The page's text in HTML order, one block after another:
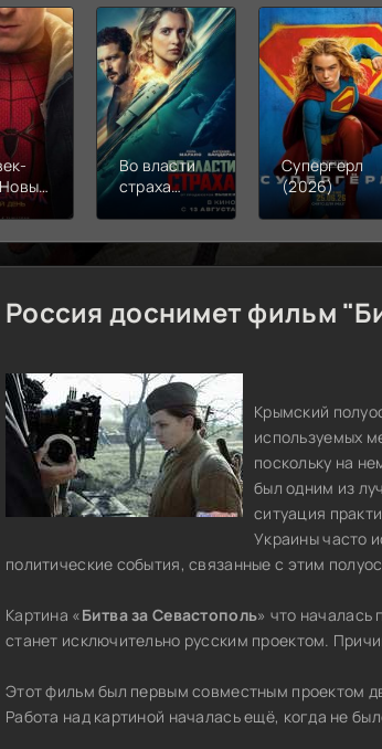
Во власти
страха
Супергерл
(2026)
Россия доснимет фильм
Крымский
используемых
поскольку на
был одним из
ситуация
Украины часто
политические события, связанные с этим
Картина «Битва за Севастополь» что началась
станет исключительно русским проектом.
Этот фильм был первым совместным проектом
Работа над картиной началась ещё, когда не